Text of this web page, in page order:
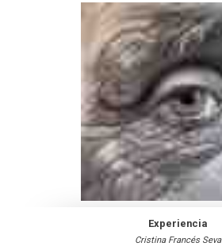
Experiencia
Cristina Francés Seva